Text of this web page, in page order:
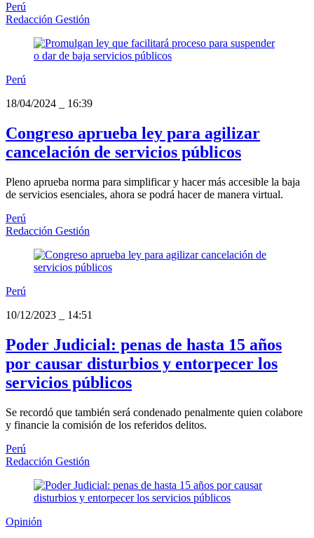
Perú
Redacción Gestión
Perú
18/04/2024
16:39
Congreso aprueba ley para agilizar
cancelación de servicios públicos
Pleno aprueba norma para simplificar y hacer más accesible la baja
de servicios esenciales, ahora se podrá hacer de manera virtual.
Perú
Redacción Gestión
Perú
10/12/2023
14:51
Poder Judicial: penas de hasta 15 años
por causar disturbios y entorpecer los
servicios públicos
Se recordó que también será condenado penalmente quien colabore
y financie la comisión de los referidos delitos.
Perú
Redacción Gestión
Opinión